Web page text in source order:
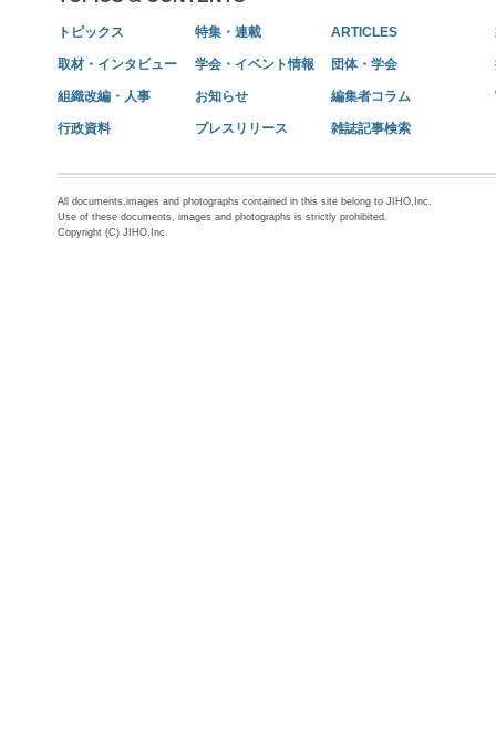
トピックス 特集・連載 ARTICLES
取材・インタビュー 学会・イベント情報 団体・学会
組織改編・人事 お知らせ 編集者コラム
行政資料 プレスリリース 雑誌記事検索
All documents,images and photographs contained in this site belong to JIHO,Inc.
Use of these documents, images and photographs is strictly prohibited.
Copyright (C) JIHO,Inc.